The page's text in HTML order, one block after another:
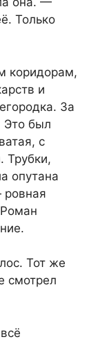
Только
коридорам,
и
За
Это был
с
Трубки,
опутана
Тот же
смотрел